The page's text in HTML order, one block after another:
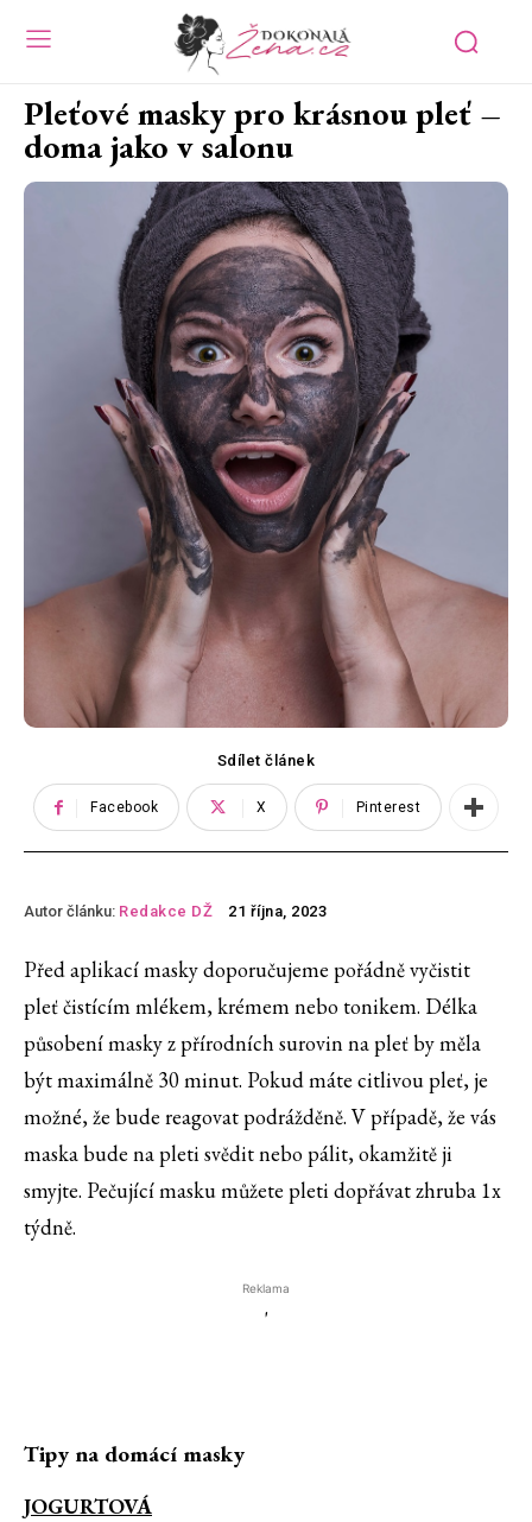
Pleťové masky pro krásnou pleť –
doma jako v salonu
Sdílet článek
Facebook X Pinterest
Autor článku: Redakce DŽ 21 října, 2023
Před aplikací masky doporučujeme pořádně vyčistit
pleť čistícím mlékem, krémem nebo tonikem. Délka
působení masky z přírodních surovin na pleť by měla
být maximálně 30 minut. Pokud máte citlivou pleť, je
možné, že bude reagovat podrážděně. V případě, že vás
maska bude na pleti svědit nebo pálit, okamžitě ji
smyjte. Pečující masku můžete pleti dopřávat zhruba 1x
týdně.
Reklama
'
Tipy na domácí masky
JOGURTOVÁ